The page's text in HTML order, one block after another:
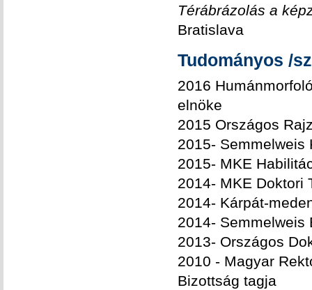
Térábrázolás a
Bratislava
Tudományos /
2016
elnöke
2015 Országos
2015- Semmelweis
2015- MKE
2014- MKE Doktori
2014- Kárpát-
2014- Semmelweis
2013- Országos
2010 - Magyar
Bizottság tagja